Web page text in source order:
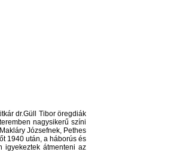
dr.Güll Tibor öregdiák
nagysikerű színi
Józsefnek, Pethes
1940 után, a háborús és
igyekeztek átmenteni az